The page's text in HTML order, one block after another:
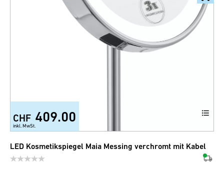
CHF 409.00
inkl. MwSt.
LED Kosmetikspiegel Maia Messing verchromt mit Kabel